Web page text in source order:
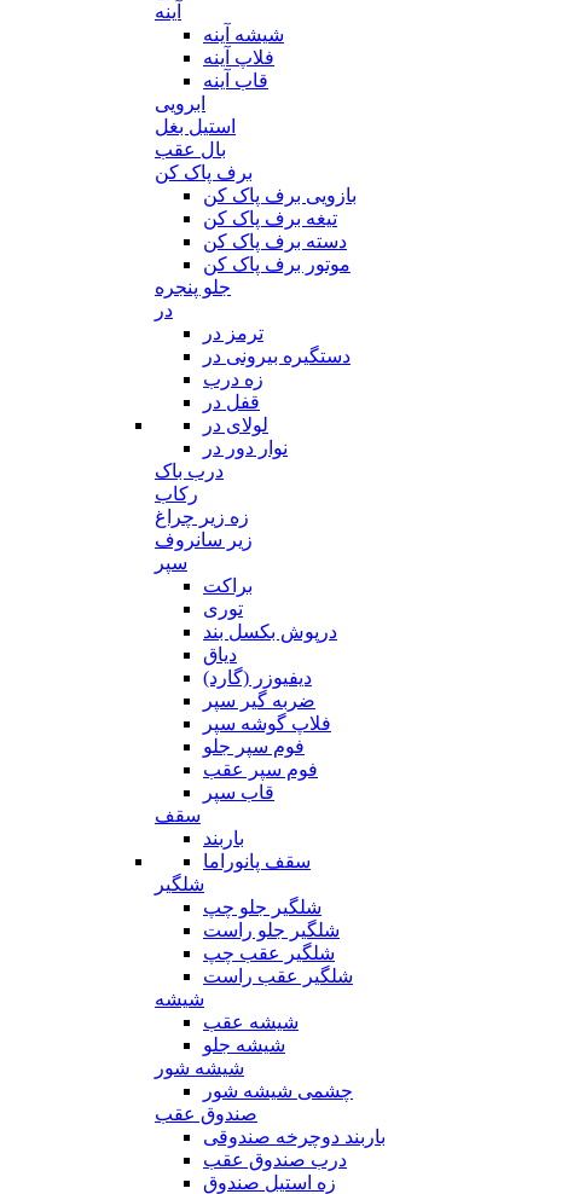
آینه
شیشه آینه
فلاپ آینه
قاب آینه
ابرویی
استیل بغل
بال عقب
برف پاک کن
بازویی برف پاک کن
تیغه برف پاک کن
دسته برف پاک کن
موتور برف پاک کن
جلو پنجره
در
ترمز در
دستگیره بیرونی در
زه درب
قفل در
لولای در
نوار دور در
درب باک
رکاب
زه زیر چراغ
زیر سانروف
سپر
براکت
توری
درپوش بکسل بند
دیاق
دیفیوزر (گارد)
ضربه گیر سپر
فلاپ گوشه سپر
فوم سپر جلو
فوم سپر عقب
قاب سپر
سقف
باربند
سقف پانوراما
شلگیر
شلگیر جلو چپ
شلگیر جلو راست
شلگیر عقب چپ
شلگیر عقب راست
شیشه
شیشه عقب
شیشه جلو
شیشه شور
چشمی شیشه شور
صندوق عقب
باربند دوچرخه صندوقی
درب صندوق عقب
زه استیل صندوق